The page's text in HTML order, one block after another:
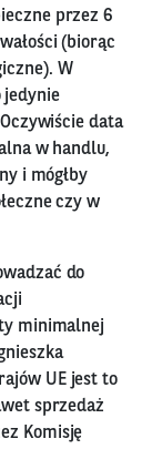
przez 6
(biorąc
W
jedynie
data
w handlu,
i mógłby
czy w
do
minimalnej
UE jest to
sprzedaż
Komisję